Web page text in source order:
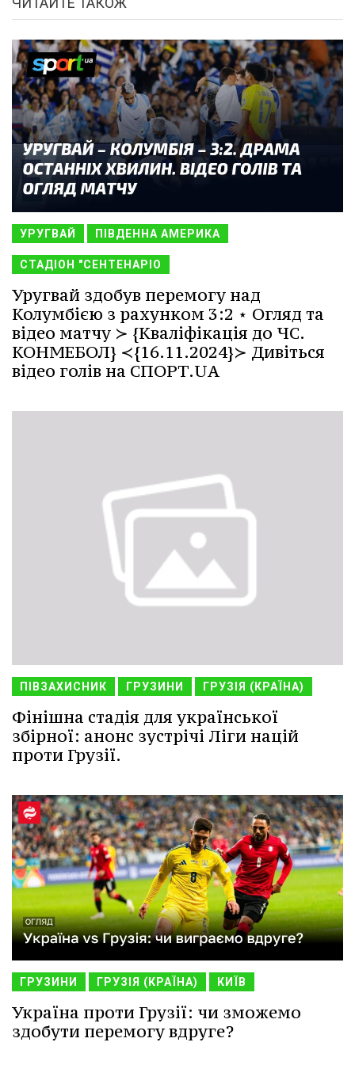
УРУГВАЙ ПІВДЕННА АМЕРИКА
СТАДІОН "СЕНТЕНАРІО
Уругвай здобув перемогу над
Колумбією з рахунком 3:2 ⋆ Огляд та
відео матчу ≻ {Кваліфікація до ЧС.
КОНМЕБОЛ} ≺{16.11.2024}≻ Дивіться
відео голів на СПОРТ.UA
ПІВЗАХИСНИК ГРУЗИНИ ГРУЗІЯ (КРАЇНА)
Фінішна стадія для української
збірної: анонс зустрічі Ліги націй
проти Грузії.
ГРУЗИНИ ГРУЗІЯ (КРАЇНА) КИЇВ
Україна проти Грузії: чи зможемо
здобути перемогу вдруге?